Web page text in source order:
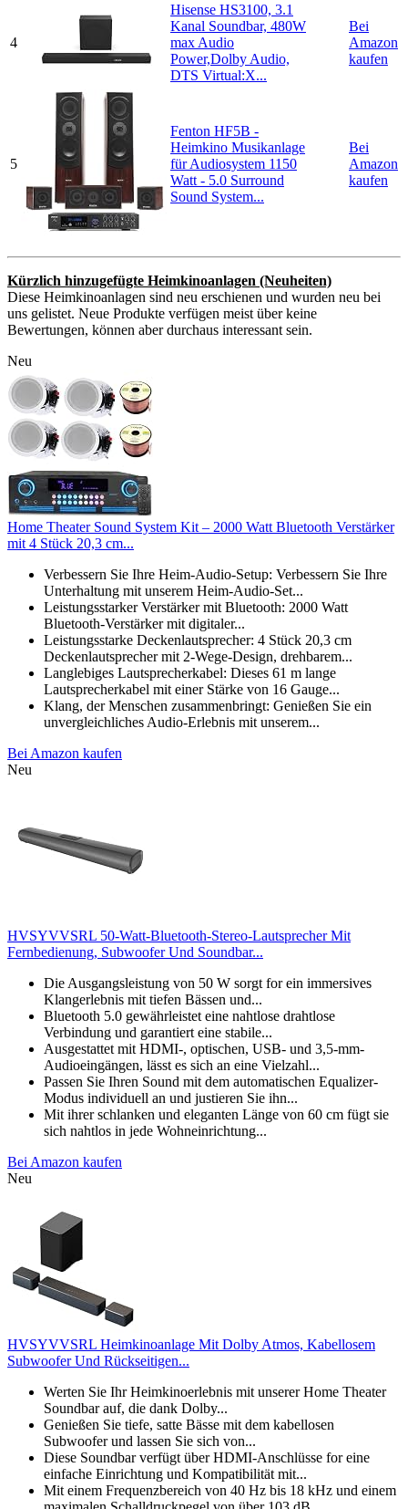
4
Hisense HS3100, 3.1
Kanal Soundbar, 480W
max Audio
Power,Dolby Audio,
DTS Virtual:X...
Bei
Amazon
kaufen
5
Fenton HF5B -
Heimkino Musikanlage
für Audiosystem 1150
Watt - 5.0 Surround
Sound System...
Bei
Amazon
kaufen
Kürzlich hinzugefügte Heimkinoanlagen (Neuheiten)
Diese Heimkinoanlagen sind neu erschienen und wurden neu bei
uns gelistet. Neue Produkte verfügen meist über keine
Bewertungen, können aber durchaus interessant sein.
Neu
Home Theater Sound System Kit – 2000 Watt Bluetooth Verstärker
mit 4 Stück 20,3 cm...
Verbessern Sie Ihre Heim-Audio-Setup: Verbessern Sie Ihre
Unterhaltung mit unserem Heim-Audio-Set...
Leistungsstarker Verstärker mit Bluetooth: 2000 Watt
Bluetooth-Verstärker mit digitaler...
Leistungsstarke Deckenlautsprecher: 4 Stück 20,3 cm
Deckenlautsprecher mit 2-Wege-Design, drehbarem...
Langlebiges Lautsprecherkabel: Dieses 61 m lange
Lautsprecherkabel mit einer Stärke von 16 Gauge...
Klang, der Menschen zusammenbringt: Genießen Sie ein
unvergleichliches Audio-Erlebnis mit unserem...
Bei Amazon kaufen
Neu
HVSYVVSRL 50-Watt-Bluetooth-Stereo-Lautsprecher Mit
Fernbedienung, Subwoofer Und Soundbar...
Die Ausgangsleistung von 50 W sorgt for ein immersives
Klangerlebnis mit tiefen Bässen und...
Bluetooth 5.0 gewährleistet eine nahtlose drahtlose
Verbindung und garantiert eine stabile...
Ausgestattet mit HDMI-, optischen, USB- und 3,5-mm-
Audioeingängen, lässt es sich an eine Vielzahl...
Passen Sie Ihren Sound mit dem automatischen Equalizer-
Modus individuell an und justieren Sie ihn...
Mit ihrer schlanken und eleganten Länge von 60 cm fügt sie
sich nahtlos in jede Wohneinrichtung...
Bei Amazon kaufen
Neu
HVSYVVSRL Heimkinoanlage Mit Dolby Atmos, Kabellosem
Subwoofer Und Rückseitigen...
Werten Sie Ihr Heimkinoerlebnis mit unserer Home Theater
Soundbar auf, die dank Dolby...
Genießen Sie tiefe, satte Bässe mit dem kabellosen
Subwoofer und lassen Sie sich von...
Diese Soundbar verfügt über HDMI-Anschlüsse for eine
einfache Einrichtung und Kompatibilität mit...
Mit einem Frequenzbereich von 40 Hz bis 18 kHz und einem